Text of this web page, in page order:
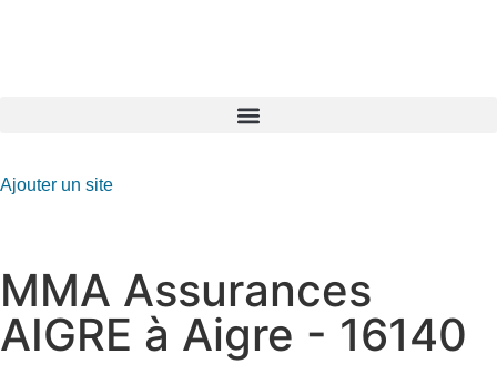
Ajouter un site
MMA Assurances
AIGRE à Aigre - 16140